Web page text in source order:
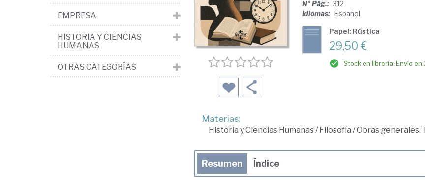
Nº Pág.: 312
Idiomas: Español
Papel: Rústica
29,50 €
Stock en librería. Envío en
Materias:
Historia y Ciencias Humanas/Filosofía /Obras generales.
Resumen Índice
EMPRESA
HISTORIA Y CIENCIAS
HUMANAS
OTRAS CATEGORÍAS